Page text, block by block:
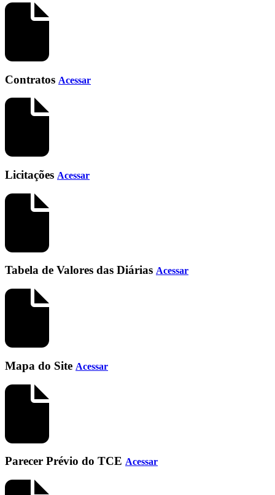
Contratos Acessar
Licitações Acessar
Tabela de Valores das Diárias Acessar
Mapa do Site Acessar
Parecer Prévio do TCE Acessar